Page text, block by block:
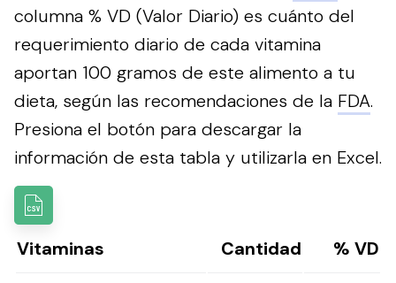
columna % VD (Valor Diario) es cuánto del
requerimiento diario de cada vitamina
aportan 100 gramos de este alimento a tu
dieta, según las recomendaciones de la FDA.
Presiona el botón para descargar la
información de esta tabla y utilizarla en Excel.
Vitaminas Cantidad
% VD